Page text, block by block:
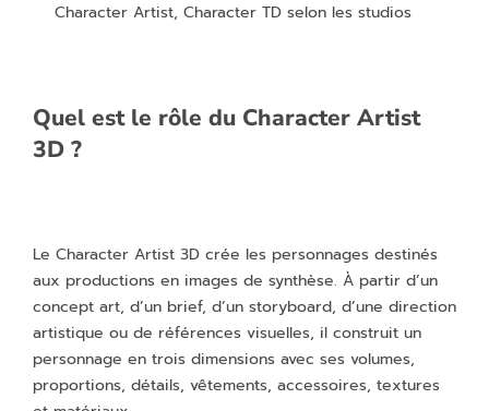
Character Artist, Character TD selon les studios
Quel est le rôle du Character Artist
3D ?
Le Character Artist 3D crée les personnages destinés
aux productions en images de synthèse. À partir d’un
concept art, d’un brief, d’un storyboard, d’une direction
artistique ou de références visuelles, il construit un
personnage en trois dimensions avec ses volumes,
proportions, détails, vêtements, accessoires, textures